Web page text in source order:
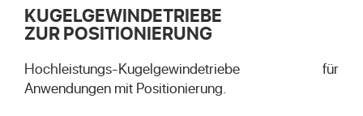
KUGELGEWINDETRIEBE
ZUR POSITIONIERUNG
Hochleistungs-Kugelgewindetriebe für
Anwendungen mit Positionierung.